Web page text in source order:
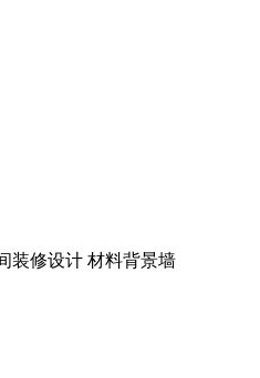
装修设计 材料背景墙